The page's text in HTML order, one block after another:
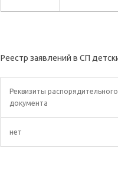
Реестр заявлений в СП
Реквизиты распорядительного
документа
нет